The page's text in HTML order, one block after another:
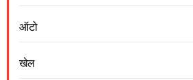
ऑटो
खेल